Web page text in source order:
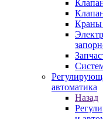
Краны
автоматика
Назад